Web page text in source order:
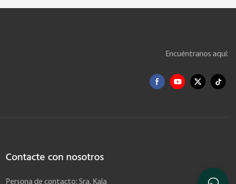
Encuéntranos aquí:
Contacte con nosotros
Persona de contacto: Sra. Kala